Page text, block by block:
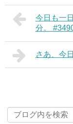
今日も一
分。
さあ、今